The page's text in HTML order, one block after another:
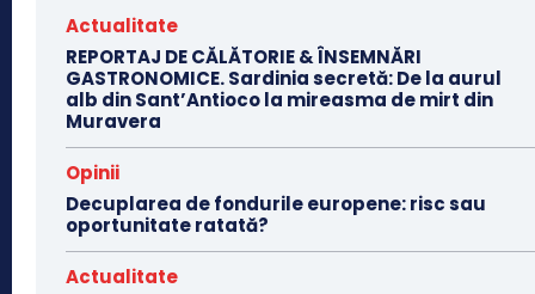
Actualitate
REPORTAJ DE CĂLĂTORIE & ÎNSEMNĂRI
GASTRONOMICE. Sardinia secretă: De la aurul
alb din Sant’Antioco la mireasma de mirt din
Muravera
Opinii
Decuplarea de fondurile europene: risc sau
oportunitate ratată?
Actualitate